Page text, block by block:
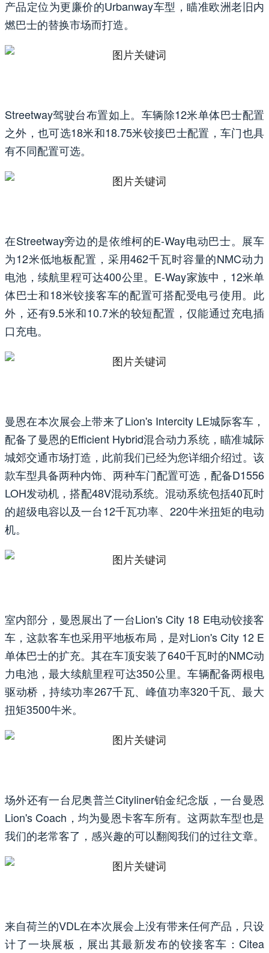
产品定位为更廉价的Urbanway车型，瞄准欧洲老旧内
燃巴士的替换市场而打造。
Streetway驾驶台布置如上。车辆除12米单体巴士配置
之外，也可选18米和18.75米铰接巴士配置，车门也具
有不同配置可选。
在Streetway旁边的是依维柯的E-Way电动巴士。展车
为12米低地板配置，采用462千瓦时容量的NMC动力
电池，续航里程可达400公里。E-Way家族中，12米单
体巴士和18米铰接客车的配置可搭配受电弓使用。此
外，还有9.5米和10.7米的较短配置，仅能通过充电插
口充电。
曼恩在本次展会上带来了Lion's Intercity LE城际客车，
配备了曼恩的Efficient Hybrid混合动力系统，瞄准城际
城郊交通市场打造，此前我们已经为您详细介绍过。该
款车型具备两种内饰、两种车门配置可选，配备D1556
LOH发动机，搭配48V混动系统。混动系统包括40瓦时
的超级电容以及一台12千瓦功率、220牛米扭矩的电动
机。
室内部分，曼恩展出了一台Lion's City 18 E电动铰接客
车，这款客车也采用平地板布局，是对Lion's City 12 E
单体巴士的扩充。其在车顶安装了640千瓦时的NMC动
力电池，最大续航里程可达350公里。车辆配备两根电
驱动桥，持续功率267千瓦、峰值功率320千瓦、最大
扭矩3500牛米。
场外还有一台尼奥普兰Cityliner铂金纪念版，一台曼恩
Lion's Coach，均为曼恩卡客车所有。这两款车型也是
我们的老常客了，感兴趣的可以翻阅我们的过往文章。
来自荷兰的VDL在本次展会上没有带来任何产品，只设
计了一块展板，展出其最新发布的铰接客车：Citea